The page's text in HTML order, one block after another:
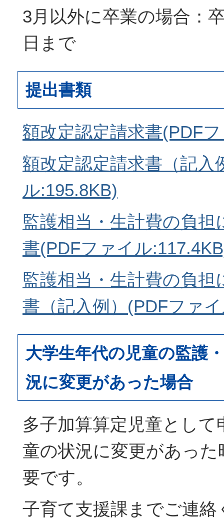
3月以外に卒業の場合：
日まで
提出書類
額改定認定請求書(PDF
額改定認定請求書（記入
ル:195.8KB)
監護相当・生計費の負担
書(PDFファイル
監護相当・生計費の負担
書（記入例）(PDFファ
大学生年代の児童の監護
況に変更があった場合
多子加算算定児童とし
童の状況に変更があった
要です。
子育て支援課までご連